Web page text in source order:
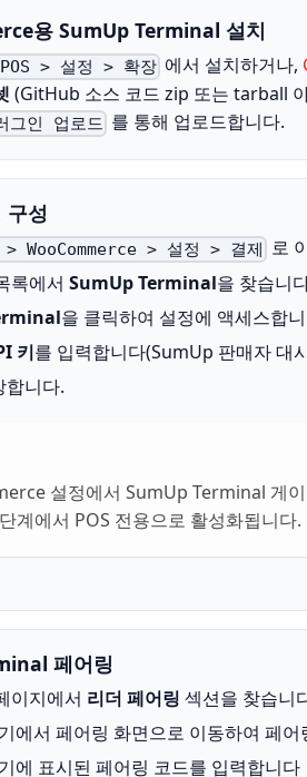
용 SumUp Terminal 설치
> 설정 > 확장 에서 설치하거나,
(GitHub 소스 코드 zip 또는 tarball
그인 업로드 를 통해 업로드합니다.
구성
> WooCommerce > 설정 > 결제 로
록에서 SumUp Terminal을 찾습니
을 클릭하여 설정에 액세스합
키를 입력합니다(SumUp 판매자 대
합니다.
설정에서 SumUp Terminal 게
계에서 POS 전용으로 활성화됩니다.
페어링
이지에서 리더 페어링 섹션을 찾습니
에서 페어링 화면으로 이동하여 페
에 표시된 페어링 코드를 입력합니다